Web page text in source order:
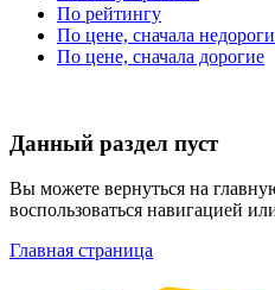
По рейтингу
По цене, сначала
По цене, сначала дорогие
Данный раздел пуст
Вы можете вернуться на
воспользоваться навигацией
Главная страница